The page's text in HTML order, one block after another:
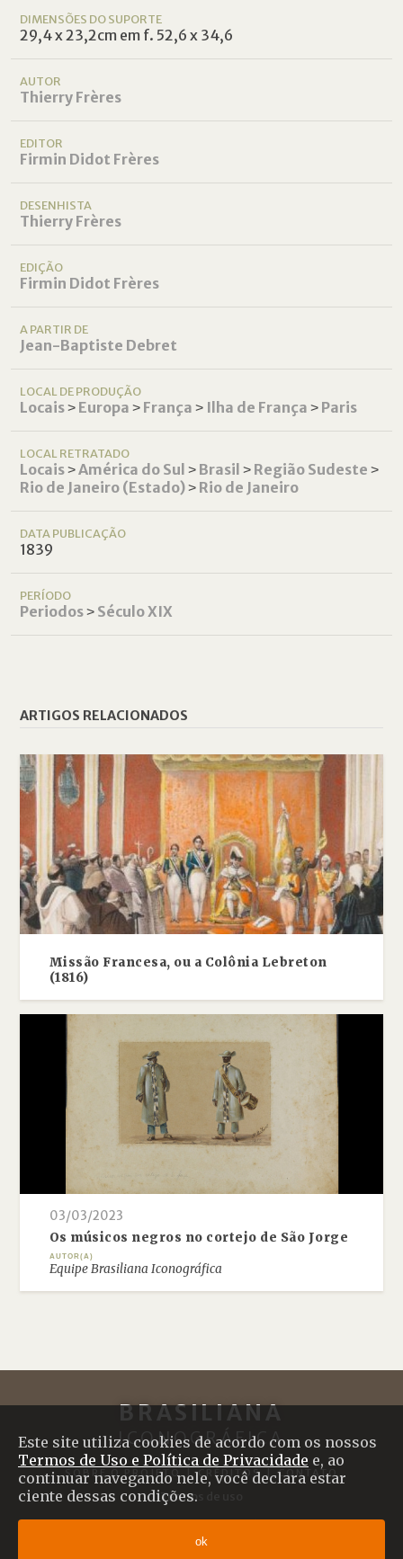
Este site utiliza cookies de acordo com os nossos
Termos de Uso e Política de Privacidade e, ao
continuar navegando nele, você declara estar
ciente dessas condições.
ok
DIMENSÕES DO SUPORTE
29,4 x 23,2cm em f. 52,6 x 34,6
AUTOR
Thierry Frères
EDITOR
Firmin Didot Frères
DESENHISTA
Thierry Frères
EDIÇÃO
Firmin Didot Frères
A PARTIR DE
Jean-Baptiste Debret
LOCAL DE PRODUÇÃO
Locais˃ Europa ˃ França ˃ Ilha de França ˃ Paris
LOCAL RETRATADO
Locais˃América do Sul ˃ Brasil ˃ Região Sudeste ˃
Rio de Janeiro (Estado)˃ Rio de Janeiro
DATA PUBLICAÇÃO
1839
PERÍODO
Periodos˃ Século XIX
ARTIGOS RELACIONADOS
Missão Francesa, ou a Colônia Lebreton
(1816)
03/03/2023
Os músicos negros no cortejo de São Jorge
AUTOR(A)
Equipe Brasiliana Iconográfica
BRASILIANA
ICONOGRÁFICA
SOBRE O PROJETO| CRÉDITOS |CONTATO
Termos de uso
© 2017 Brasiliana Iconográfica
Desenvolvido comShiro